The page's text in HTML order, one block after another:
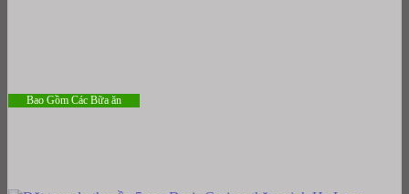
Bao Gồm Các Bữa ăn